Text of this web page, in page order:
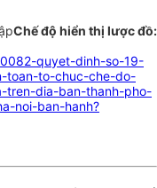
Chế độ hiển thị lược đồ:
quyet-dinh-so-19-
toan-to-chuc-che-do-
tren-dia-ban-thanh-pho-
noi-ban-hanh?